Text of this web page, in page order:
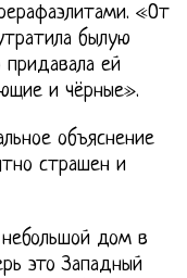
«От
былую
придавала ей
и чёрные».
объяснение
страшен и
дом в
это Западный